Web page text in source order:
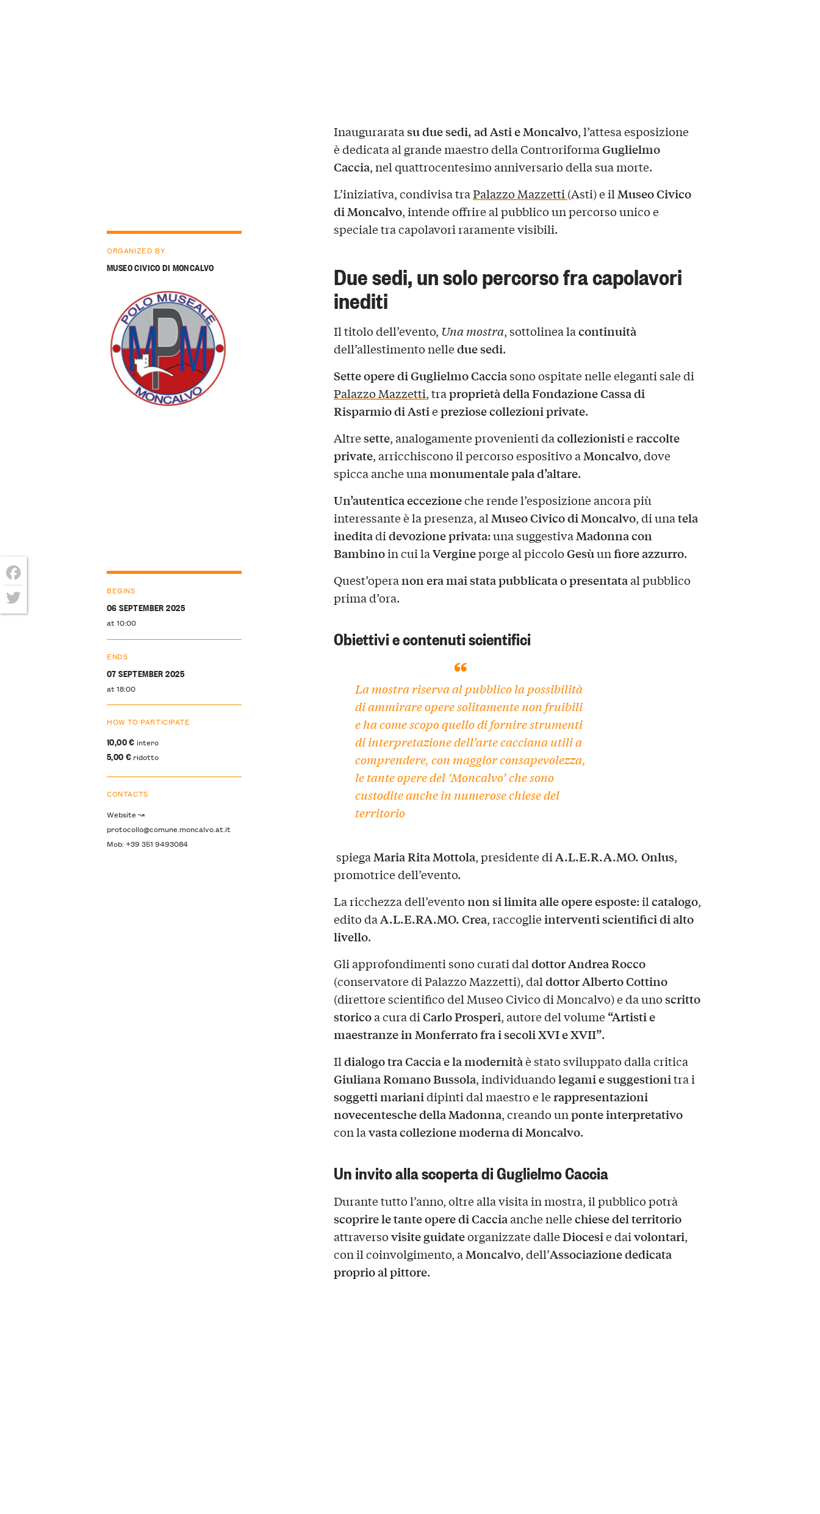
Inauguraratasu due sedi, ad Asti e Moncalvo, l’attesa esposizione
è dedicata al grande maestro della ControriformaGuglielmo
Caccia, nel quattrocentesimo anniversario della sua morte.
L’iniziativa, condivisa traPalazzo Mazzetti (Asti) e ilMuseo Civico
di Moncalvo, intende offrire al pubblico un percorso unico e
speciale tra capolavori raramente visibili.
Due sedi, un solo percorso fra capolavori
inediti
Il titolo dell’evento, Una mostra, sottolinea lacontinuità
dell’allestimento nelledue sedi.
Sette opere di Guglielmo Cacciasono ospitate nelle eleganti sale di
Palazzo Mazzetti, traproprietà della Fondazione Cassa di
Risparmio di Astiepreziose collezioni private.
Altresette, analogamente provenienti dacollezionistieraccolte
private, arricchiscono il percorso espositivo aMoncalvo, dove
spicca anche unamonumentale pala d’altare.
Un’autentica eccezioneche rende l’esposizione ancora più
interessante è la presenza, alMuseo Civico di Moncalvo, di unatela
ineditadidevozione privata: una suggestivaMadonna con
Bambinoin cui laVergineporge al piccoloGesùunfiore azzurro.
Quest’operanon era mai stata pubblicata o presentataal pubblico
prima d’ora.
Obiettivi e contenuti scientifici
La mostra riserva al pubblico la possibilità
di ammirareopere solitamente non fruibili
e ha come scopo quello di fornirestrumenti
di interpretazione dell’arte caccianautili a
comprendere, con maggior consapevolezza,
le tanteopere del ‘Moncalvo’che sono
custodite anche in numerose chiese del
territorio
spiegaMaria Rita Mottola, presidente diA.L.E.R.A.MO. Onlus,
promotrice dell’evento.
La ricchezza dell’eventonon si limita alle opere esposte: ilcatalogo,
edito daA.L.E.RA.MO. Crea, raccoglieinterventi scientifici di alto
livello.
Gli approfondimenti sono curati daldottor Andrea Rocco
(conservatore di Palazzo Mazzetti), daldottor Alberto Cottino
(direttore scientifico del Museo Civico di Moncalvo) e da unoscritto
storicoa cura diCarlo Prosperi, autore del volume“Artisti e
maestranze in Monferrato fra i secoli XVI e XVII”.
Ildialogo tra Caccia e la modernitàè stato sviluppato dalla critica
Giuliana Romano Bussola, individuandolegami e suggestionitra i
soggetti marianidipinti dal maestro e lerappresentazioni
novecentesche della Madonna, creando unponte interpretativo
con lavasta collezione moderna di Moncalvo.
Un invito alla scoperta di Guglielmo Caccia
Durante tutto l’anno, oltre alla visita in mostra, il pubblico potrà
scoprire le tante opere di Cacciaanche nellechiese del territorio
attraversovisite guidateorganizzate dalleDiocesie daivolontari,
con il coinvolgimento, aMoncalvo, dell’Associazione dedicata
proprio al pittore.
ORGANIZED BY
MUSEO CIVICO DI MONCALVO
BEGINS
06 SEPTEMBER 2025
at 10:00
ENDS
07 SEPTEMBER 2025
at 18:00
HOW TO PARTICIPATE
10,00 € intero
5,00 € ridotto
CONTACTS
Website ↝
protocollo@comune.moncalvo.at.it
Mob: +39 351 9493084
Facebook
Twitter